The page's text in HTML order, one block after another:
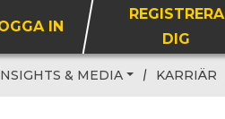
IN
REGISTRERA
DIG
& MEDIA KARRIÄR